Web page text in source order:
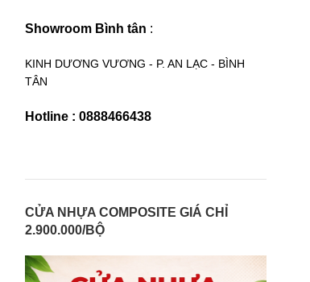
Showroom Bình tân :
KINH DƯƠNG VƯƠNG - P. AN LẠC - BÌNH
TÂN
Hotline : 0888466438
CỬA NHỰA COMPOSITE GIÁ CHỈ
2.900.000/BỘ